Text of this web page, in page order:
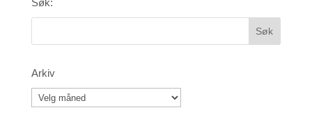
Søk:
Arkiv